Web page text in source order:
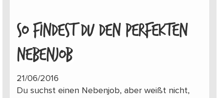
SO FINDEST DU DEN PERFEKTEN
NEBENJOB
21/06/2016
Du suchst einen Nebenjob, aber weißt nicht,